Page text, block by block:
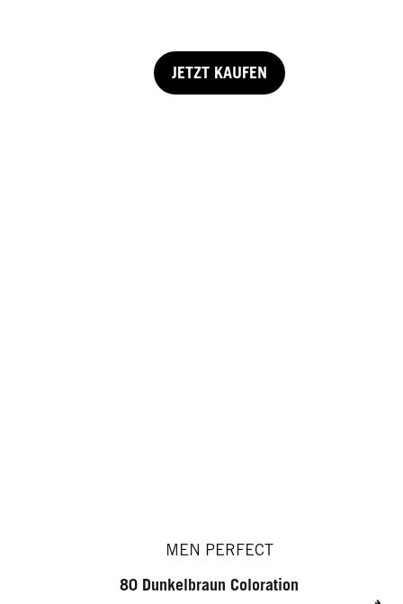
JETZT KAUFEN
MEN PERFECT
80 Dunkelbraun Coloration